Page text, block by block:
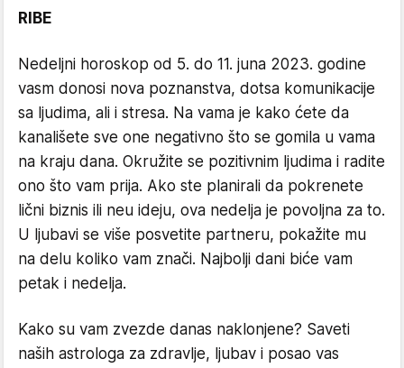
RIBE
Nedeljni horoskop od 5. do 11. juna 2023. godine
vasm donosi nova poznanstva, dotsa komunikacije
sa ljudima, ali i stresa. Na vama je kako ćete da
kanališete sve one negativno što se gomila u vama
na kraju dana. Okružite se pozitivnim ljudima i radite
ono što vam prija. Ako ste planirali da pokrenete
lični biznis ili neu ideju, ova nedelja je povoljna za to.
U ljubavi se više posvetite partneru, pokažite mu
na delu koliko vam znači. Najbolji dani biće vam
petak i nedelja.
Kako su vam zvezde danas naklonjene? Saveti
naših astrologa za zdravlje, ljubav i posao vas